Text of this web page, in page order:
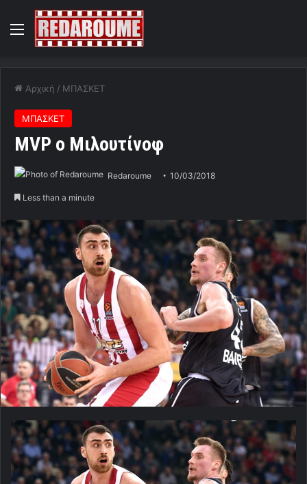
Menu
Αρχική / ΜΠΑΣΚΕΤ
ΜΠΑΣΚΕΤ
MVP ο Μιλουτίνοφ
Redaroume 10/03/2018
Less than a minute